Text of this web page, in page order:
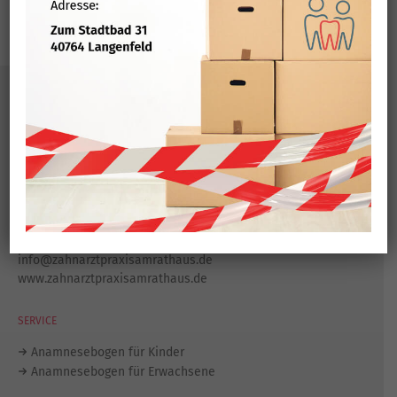
Zahnarztpraxis am Rathaus
Konrad-Adenauer-Platz 8
40764 Langenfeld
Fax: 021 73 / 77 204
info@zahnarztpraxisamrathaus.de
www.zahnarztpraxisamrathaus.de
SERVICE
Anamnesebogen für Kinder
Anamnesebogen für Erwachsene